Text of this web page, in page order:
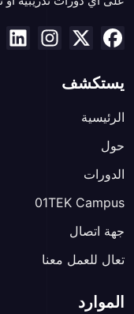
يستكشف
الرئيسية
حول
الدورات
01TEK Campus
جهة اتصال
تعال للعمل معنا
الموارد